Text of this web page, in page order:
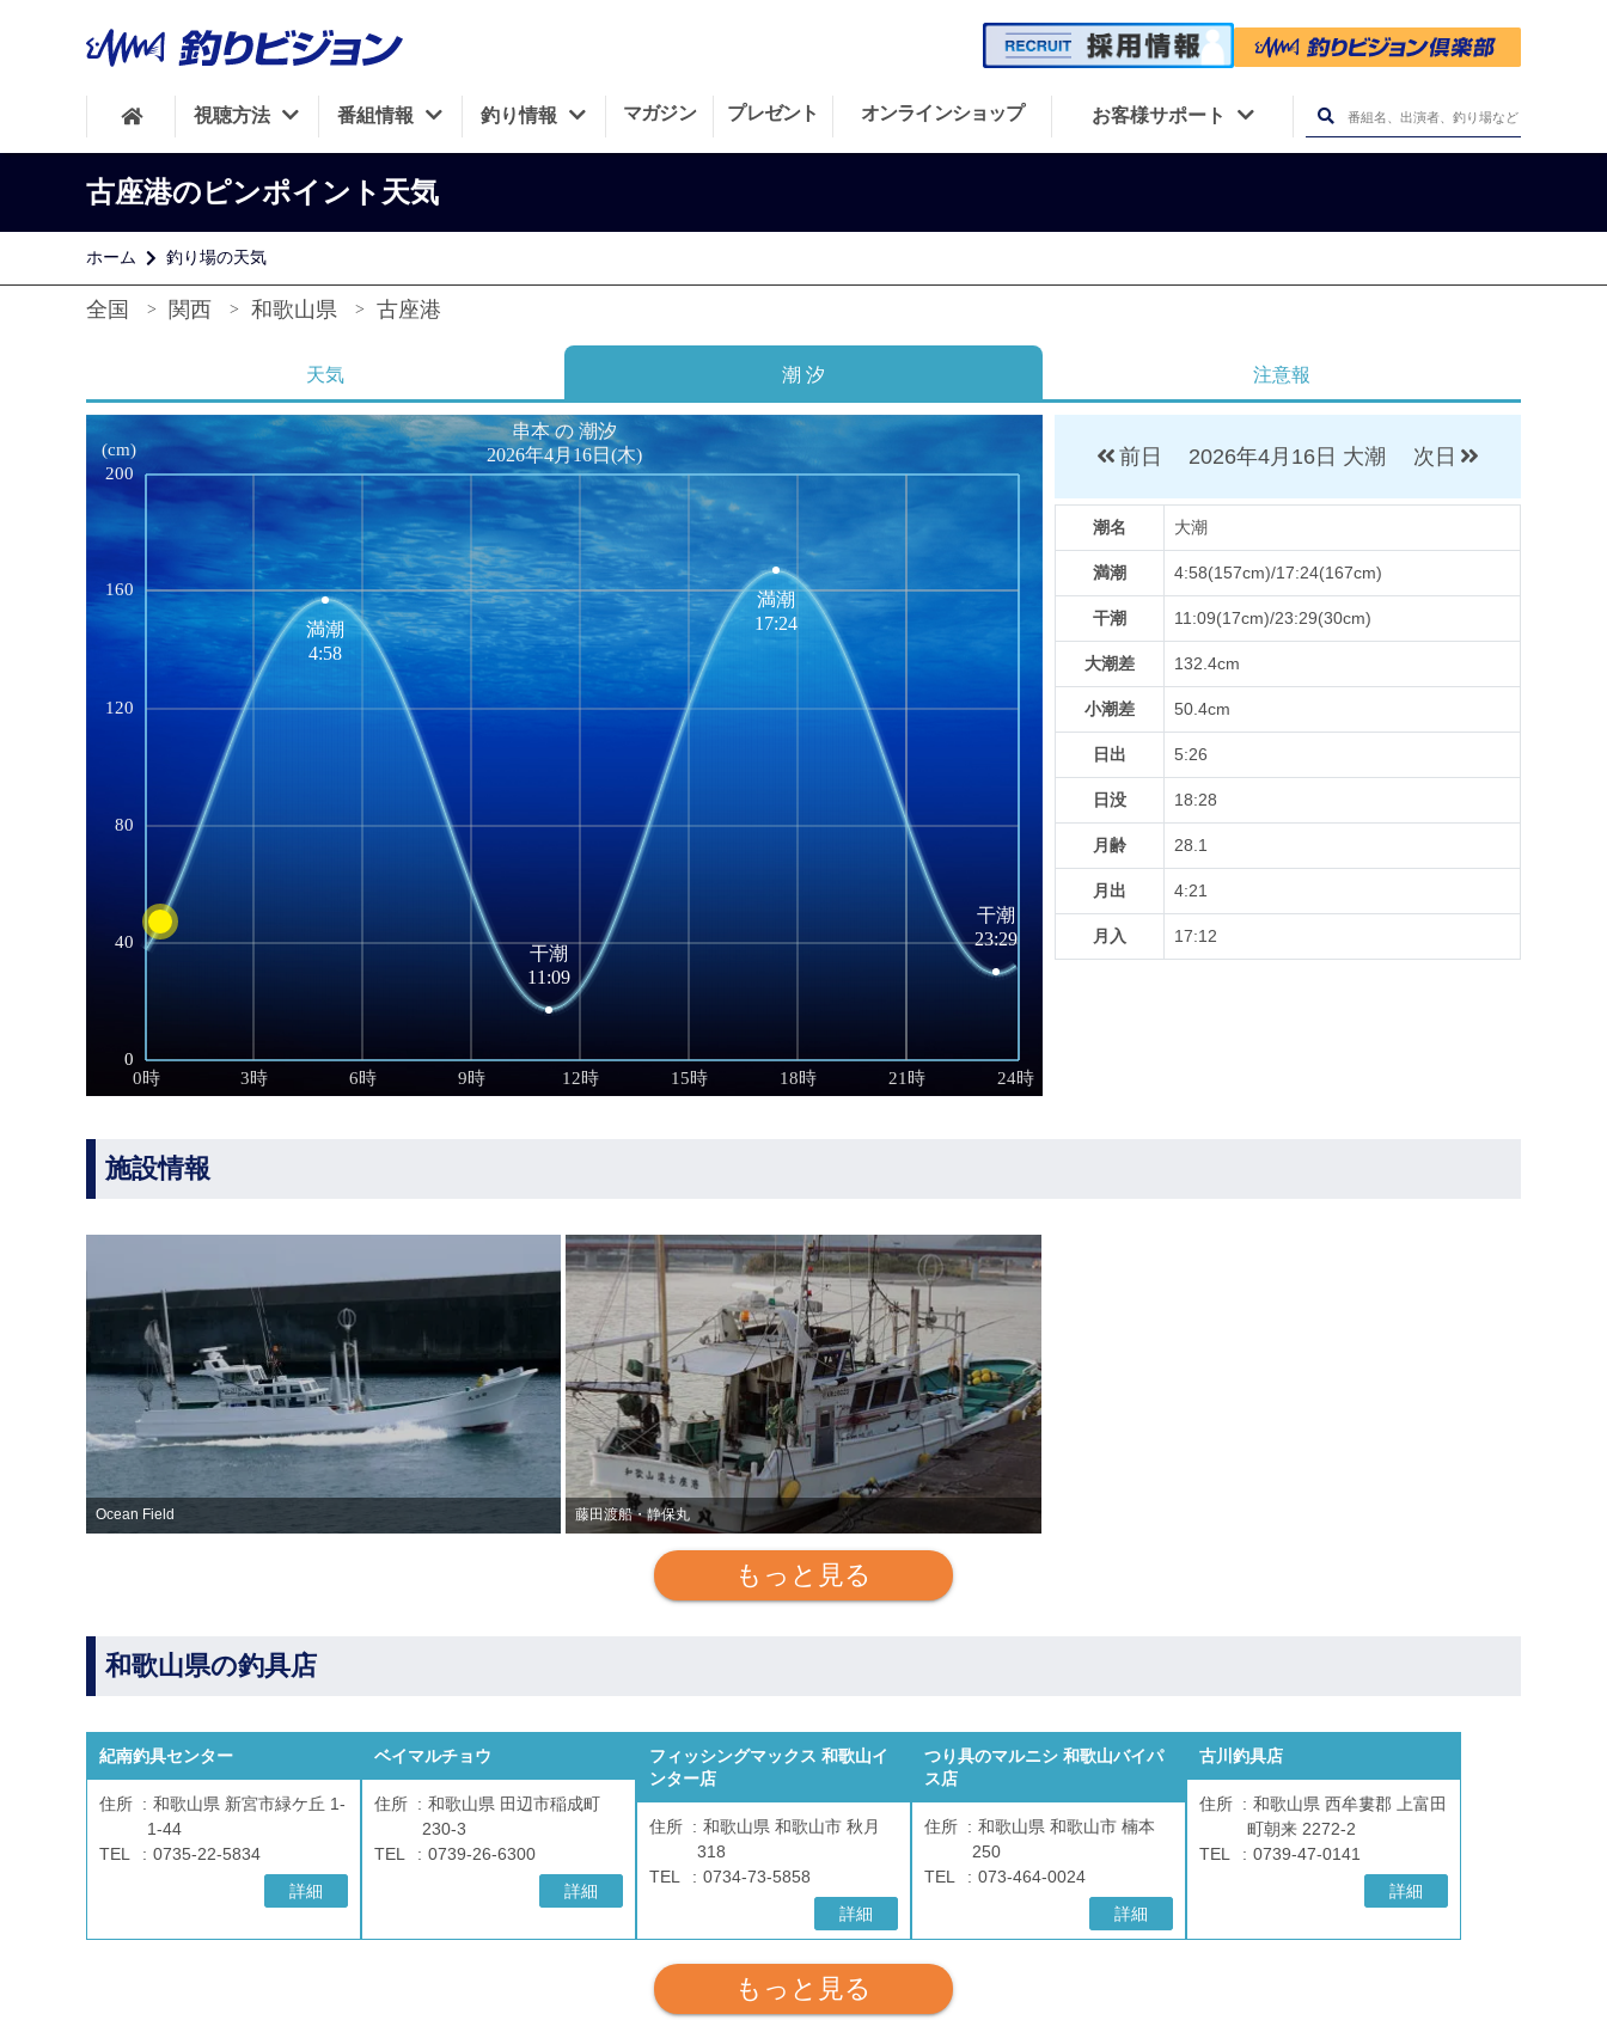
視聴方法 番組情報 釣り情報 マガジン プレゼント オンラインショップ お客様サポート
古座港のピンポイント天気
ホーム 釣り場の天気
全国 関西 和歌山県 古座港
天気 潮 汐 注意報
前日 2026年4月16日 大潮 次日
潮名 大潮
満潮 4:58(157cm)/17:24(167cm)
干潮 11:09(17cm)/23:29(30cm)
大潮差 132.4cm
小潮差 50.4cm
日出 5:26
日没 18:28
月齢 28.1
月出 4:21
月入 17:12
施設情報
Ocean Field 藤田渡船・静保丸
もっと見る
和歌山県の釣具店
紀南釣具センター
住所
和歌山県 新宮市緑ケ丘 1-
1-44
TEL
0735-22-5834
詳細
ベイマルチョウ
住所
和歌山県 田辺市稲成町
230-3
TEL
0739-26-6300
詳細
フィッシングマックス 和歌山イ
ンター店
住所
和歌山県 和歌山市 秋月
318
TEL
0734-73-5858
詳細
つり具のマルニシ 和歌山バイパ
ス店
住所
和歌山県 和歌山市 楠本
250
TEL
073-464-0024
詳細
古川釣具店
住所
和歌山県 西牟婁郡 上富田
町朝来 2272-2
TEL
0739-47-0141
詳細
もっと見る